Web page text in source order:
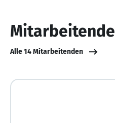
Mitarbeitende
Alle 14 Mitarbeitenden